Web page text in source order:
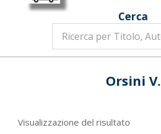
Cerca
Orsini V.
Visualizzazione del risultato